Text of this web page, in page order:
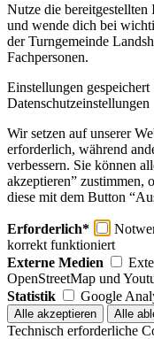
Nutze die bereitgestellten
und wende dich bei
der Turngemeinde
Fachpersonen.
Einstellungen gespeichert
Datenschutzeinstellungen
Wir setzen auf unserer
erforderlich, während
verbessern. Sie können
akzeptieren” zustimmen,
diese mit dem Button
Erforderlich*
korrekt funktioniert
Externe Medien
OpenStreetMap und
Statistik
Google
Technisch erforderliche